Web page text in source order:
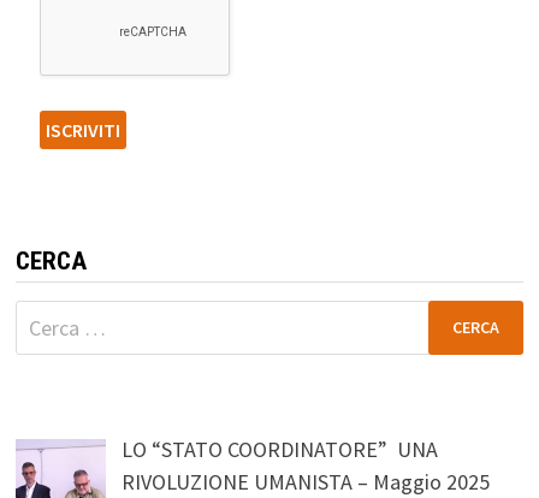
CERCA
Ricerca
per:
LO “STATO COORDINATORE” UNA
RIVOLUZIONE UMANISTA – Maggio 2025